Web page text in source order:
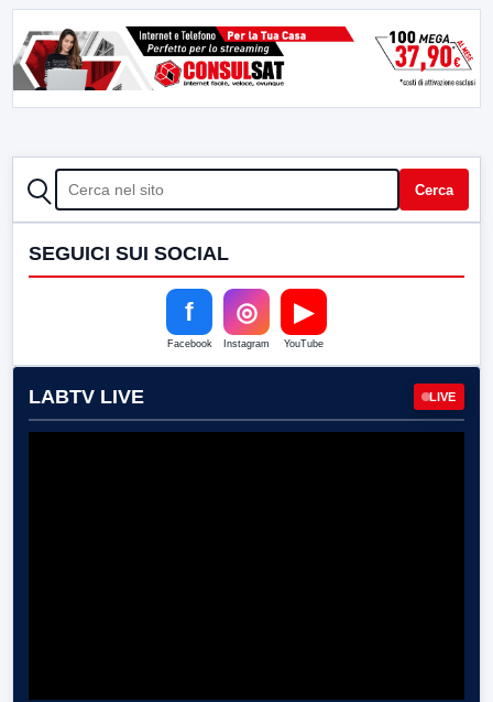
CERCA Cerca
SEGUICI SUI SOCIAL
f
Facebook
◎
Instagram
▶
YouTube
LABTV LIVE LIVE